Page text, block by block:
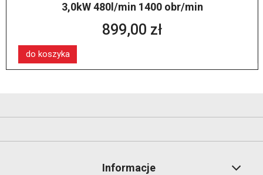
3,0kW 480l/min 1400 obr/min
899,00 zł
do koszyka
Informacje